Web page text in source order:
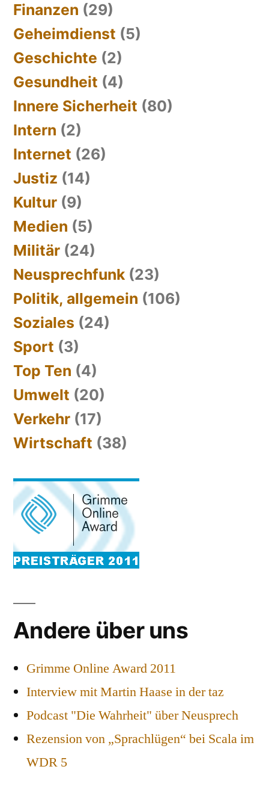
Finanzen (29)
Geheimdienst (5)
Geschichte (2)
Gesundheit (4)
Innere Sicherheit (80)
Intern (2)
Internet (26)
Justiz (14)
Kultur (9)
Medien (5)
Militär (24)
Neusprechfunk (23)
Politik, allgemein (106)
Soziales (24)
Sport (3)
Top Ten (4)
Umwelt (20)
Verkehr (17)
Wirtschaft (38)
Andere über uns
Grimme Online Award 2011
Interview mit Martin Haase in der taz
Podcast "Die Wahrheit" über Neusprech
Rezension von „Sprachlügen“ bei Scala im
WDR 5